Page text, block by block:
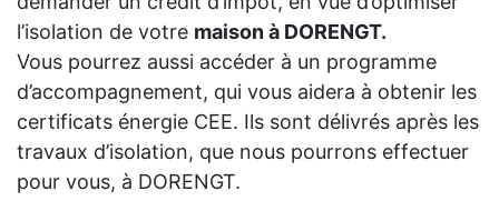
l’isolation de votre maison à DORENGT.
Vous pourrez aussi accéder à un programme
d’accompagnement, qui vous aidera à obtenir les
certificats énergie CEE. Ils sont délivrés après les
travaux d’isolation, que nous pourrons effectuer
pour vous, à DORENGT.